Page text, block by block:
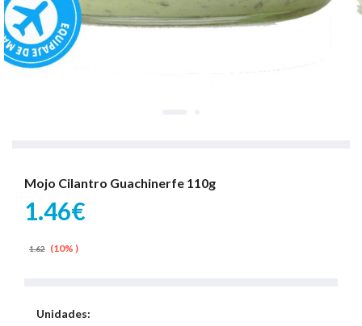
Mojo Cilantro Guachinerfe 110g
1.46€
1.62 (10% )
Unidades: